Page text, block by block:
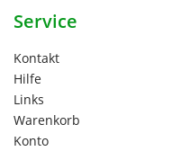
Service
Kontakt
Hilfe
Links
Warenkorb
Konto